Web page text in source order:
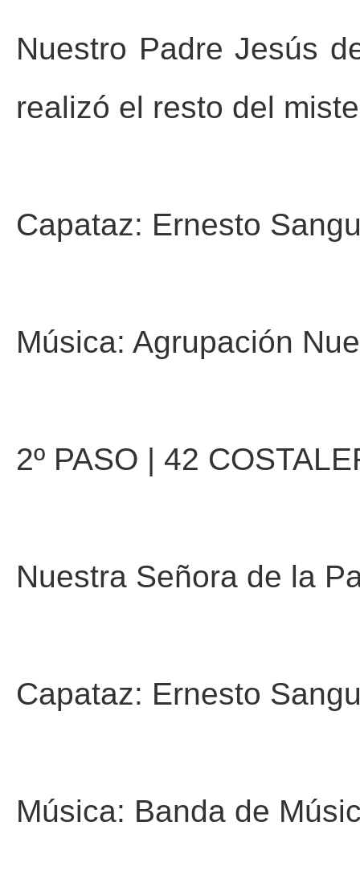
Nuestro Padre Jesús
realizó el resto del
Capataz: Ernesto
Música: Agrupación
2º PASO | 42
Nuestra Señora de la
Capataz: Ernesto
Música: Banda de